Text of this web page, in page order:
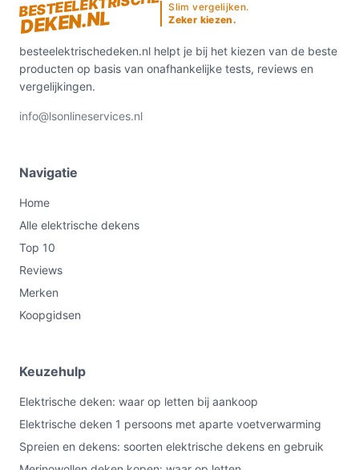
DEKEN.NL
Slim vergelijken.
Zeker kiezen.
besteelektrischedeken.nl helpt je bij het kiezen van de beste
producten op basis van onafhankelijke tests, reviews en
vergelijkingen.
info@lsonlineservices.nl
Navigatie
Home
Alle elektrische dekens
Top 10
Reviews
Merken
Koopgidsen
Keuzehulp
Elektrische deken: waar op letten bij aankoop
Elektrische deken 1 persoons met aparte voetverwarming
Spreien en dekens: soorten elektrische dekens en gebruik